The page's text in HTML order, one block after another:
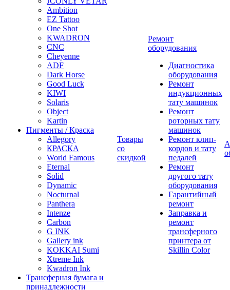
Ambition
EZ Tattoo
One Shot
KWADRON
CNC
Cheyenne
ADF
Dark Horse
Good Luck
KIWI
Solaris
Object
Kartin
Пигменты / Краска
Allegory
КРАСКА
World Famous
Eternal
Solid
Dynamic
Nocturnal
Panthera
Intenze
Carbon
G INK
Gallery ink
KOKKAI Sumi
Xtreme Ink
Kwadron Ink
Трансферная бумага и
принадлежности
Товары
со
скидкой
Ремонт
оборудования
Диагностика
оборудования
Ремонт
индукционных
тату машинок
Ремонт
роторных тату
машинок
Ремонт клип-
кордов и тату
педалей
Ремонт
другого тату
оборудования
Гарантийный
ремонт
Заправка и
ремонт
трансферного
принтера от
Skillin Color